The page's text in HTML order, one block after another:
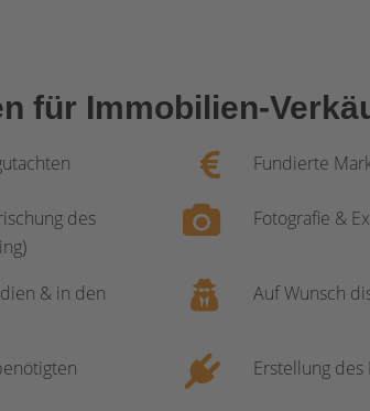
für Immobilien-
Fundierte
des
Fotografie &
& in den
Auf Wunsch
Erstellung des